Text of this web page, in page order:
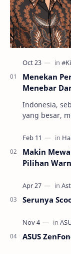
Menekan
Menebar
Indonesia,
yang besar,
per…
Makin
Pilihan
Serunya
ASUS